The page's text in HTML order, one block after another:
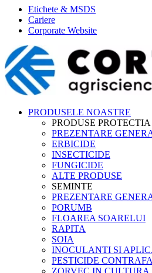
Etichete & MSDS
Cariere
Corporate Website
PRODUSELE NOASTRE
PRODUSE
PREZENTARE
ERBICIDE
INSECTICIDE
FUNGICIDE
ALTE PRODUSE
SEMINTE
PREZENTARE
PORUMB
FLOAREA SOARELUI
RAPITA
SOIA
INOCULANTI SI
PESTICIDE
ZORVEC IN CULTURA